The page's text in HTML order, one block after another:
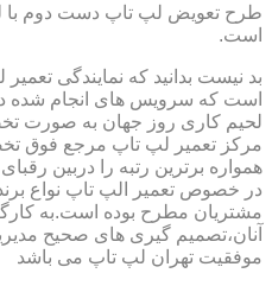
طرح تعویض لپ تاپ دست دوم با
است.
بد نیست بدانید که نمایندگی
است که سرویس های انجام شده در
لحیم کاری روز جهان به صورت
مرکز تعمیر لپ تاپ مرجع فوق
همواره برترین رتبه را دربین
در خصوص تعمیر الپ تاپ نواع
مشتریان مطرح بوده است.به
آنان،تصمیم گیری های صحیح
موفقیت تهران لپ تاپ می باشد